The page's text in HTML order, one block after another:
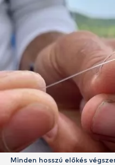
Minden hosszú előkés